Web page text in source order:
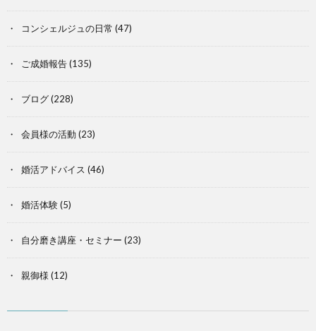
コンシェルジュの日常 (47)
ご成婚報告(135)
ブログ(228)
会員様の活動(23)
婚活アドバイス (46)
婚活体験(5)
自分磨き講座・セミナー (23)
親御様 (12)